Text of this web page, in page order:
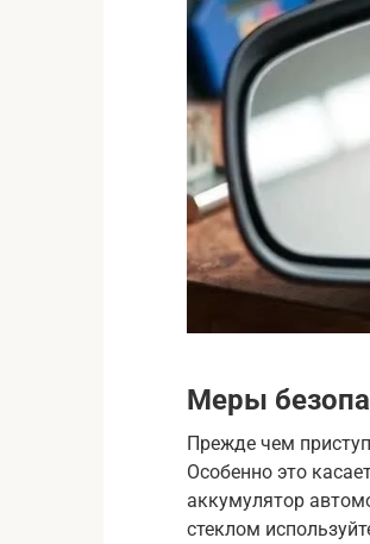
Меры
Прежде чем
Особенно это
аккумулятор
стеклом